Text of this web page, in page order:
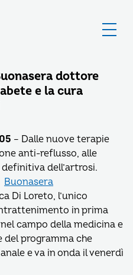
dottore
e la cura
– Dalle nuove terapie
anti-reflusso, alle
dell’artrosi.
Buonasera
Di Loreto, l’unico
in prima
campo della medicina e
del programma che
e va in onda il venerdì